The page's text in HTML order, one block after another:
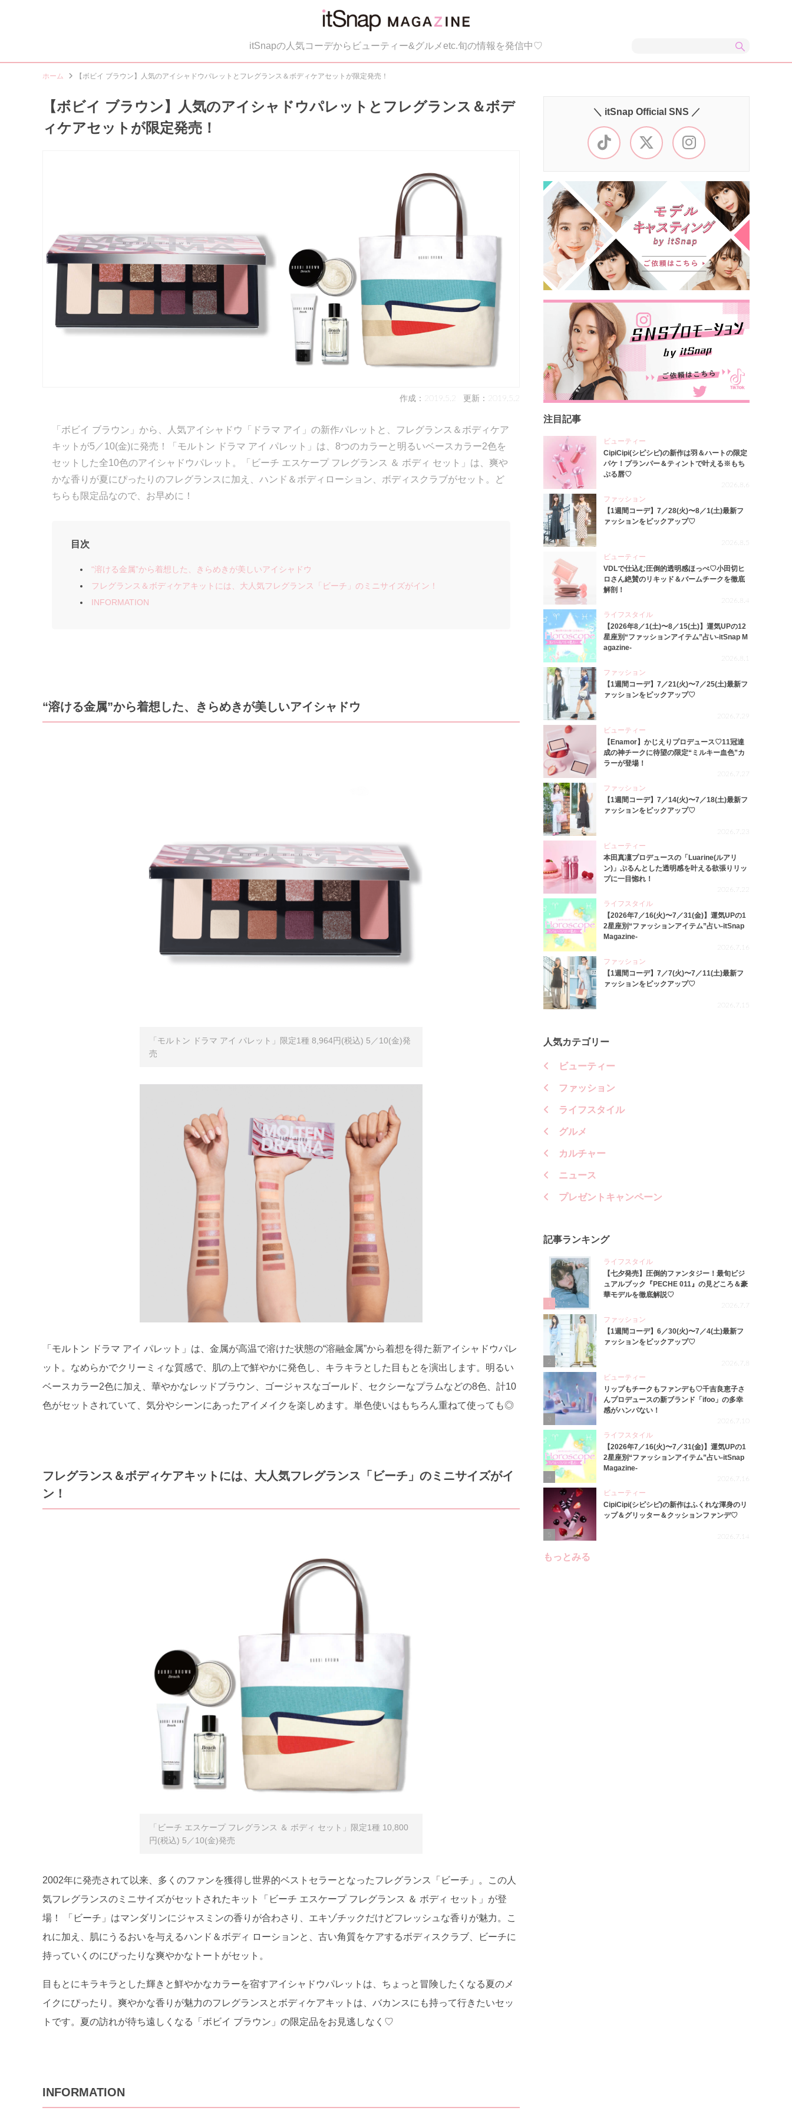
itSnapの人気コーデからビューティー&グルメetc.旬の情報を発信中♡
ホーム 【ボビイ ブラウン】人気のアイシャドウパレットとフレグランス＆ボディケアセットが限定発売！
【ボビイ ブラウン】人気のアイシャドウパレットとフレグランス＆ボデ
ィケアセットが限定発売！
作成：2019.5.2 更新：2019.5.2
「ボビイ ブラウン」から、人気アイシャドウ「ドラマ アイ」の新作パレットと、フレグランス＆ボディケア
キットが5／10(金)に発売！「モルトン ドラマ アイ パレット」は、8つのカラーと明るいベースカラー2色を
セットした全10色のアイシャドウパレット。「ビーチ エスケープ フレグランス ＆ ボディ セット」は、爽や
かな香りが夏にぴったりのフレグランスに加え、ハンド＆ボディローション、ボディスクラブがセット。ど
ちらも限定品なので、お早めに！
目次
“溶ける金属”から着想した、きらめきが美しいアイシャドウ
フレグランス＆ボディケアキットには、大人気フレグランス「ビーチ」のミニサイズがイン！
INFORMATION
“溶ける金属”から着想した、きらめきが美しいアイシャドウ
「モルトン ドラマ アイ パレット」限定1種 8,964円(税込) 5／10(金)発
売
「モルトン ドラマ アイ パレット」は、金属が高温で溶けた状態の“溶融金属”から着想を得た新アイシャドウパレ
ット。なめらかでクリーミィな質感で、肌の上で鮮やかに発色し、キラキラとした目もとを演出します。明るい
ベースカラー2色に加え、華やかなレッドブラウン、ゴージャスなゴールド、セクシーなプラムなどの8色、計10
色がセットされていて、気分やシーンにあったアイメイクを楽しめます。単色使いはもちろん重ねて使っても◎
フレグランス＆ボディケアキットには、大人気フレグランス「ビーチ」のミニサイズがイ
ン！
「ビーチ エスケープ フレグランス ＆ ボディ セット」限定1種 10,800
円(税込) 5／10(金)発売
2002年に発売されて以来、多くのファンを獲得し世界的ベストセラーとなったフレグランス「ビーチ」。この人
気フレグランスのミニサイズがセットされたキット「ビーチ エスケープ フレグランス ＆ ボディ セット」が登
場！ 「ビーチ」はマンダリンにジャスミンの香りが合わさり、エキゾチックだけどフレッシュな香りが魅力。こ
れに加え、肌にうるおいを与えるハンド＆ボディ ローションと、古い角質をケアするボディスクラブ、ビーチに
持っていくのにぴったりな爽やかなトートがセット。
目もとにキラキラとした輝きと鮮やかなカラーを宿すアイシャドウパレットは、ちょっと冒険したくなる夏のメ
イクにぴったり。爽やかな香りが魅力のフレグランスとボディケアキットは、バカンスにも持って行きたいセッ
トです。夏の訪れが待ち遠しくなる「ボビイ ブラウン」の限定品をお見逃しなく♡
INFORMATION
＼ itSnap Official SNS ／
注目記事
ビューティー
CipiCipi(シピシピ)の新作は羽＆ハートの限定
パケ！プランパー＆ティントで叶える※もち
ぷる唇♡
2026.8.6
ファッション
【1週間コーデ】7／28(火)〜8／1(土)最新フ
ァッションをピックアップ♡
2026.8.5
ビューティー
VDLで仕込む圧倒的透明感ほっぺ♡小田切ヒ
ロさん絶賛のリキッド＆バームチークを徹底
解剖！
2026.8.4
ライフスタイル
【2026年8／1(土)〜8／15(土)】運気UPの12
星座別“ファッションアイテム”占い-itSnap M
agazine-
2026.8.1
ファッション
【1週間コーデ】7／21(火)〜7／25(土)最新フ
ァッションをピックアップ♡
2026.7.29
ビューティー
【Enamor】かじえりプロデュース♡11冠達
成の神チークに待望の限定“ミルキー血色”カ
ラーが登場！
2026.7.27
ファッション
【1週間コーデ】7／14(火)〜7／18(土)最新フ
ァッションをピックアップ♡
2026.7.23
ビューティー
本田真凜プロデュースの「Luarine(ルアリ
ン)」ぷるんとした透明感を叶える欲張りリッ
プに一目惚れ！
2026.7.22
ライフスタイル
【2026年7／16(火)〜7／31(金)】運気UPの1
2星座別“ファッションアイテム”占い-itSnap
Magazine-
2026.7.16
ファッション
【1週間コーデ】7／7(火)〜7／11(土)最新フ
ァッションをピックアップ♡
2026.7.15
人気カテゴリー
ビューティー
ファッション
ライフスタイル
グルメ
カルチャー
ニュース
プレゼントキャンペーン
記事ランキング
ライフスタイル
【七夕発売】圧倒的ファンタジー！最旬ビジ
ュアルブック『PECHE 011』の見どころ＆豪
華モデルを徹底解説♡
2026.7.7
ファッション
【1週間コーデ】6／30(火)〜7／4(土)最新フ
ァッションをピックアップ♡
2026.7.8
3
ビューティー
リップもチークもファンデも♡千吉良恵子さ
んプロデュースの新ブランド「ifoo」の多幸
感がハンパない！
2026.7.10
4
ライフスタイル
【2026年7／16(火)〜7／31(金)】運気UPの1
2星座別“ファッションアイテム”占い-itSnap
Magazine-
2026.7.16
ビューティー
CipiCipi(シピシピ)の新作はふくれな渾身のリ
ップ＆グリッター＆クッションファンデ♡
2026.7.14
もっとみる